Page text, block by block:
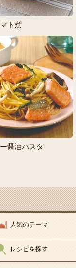
ト煮
醤油パスタ
人気のテーマ
レシピを探す